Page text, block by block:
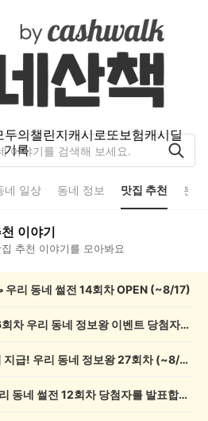
두의챌린지캐시로또보험캐시딜
기록
네 일상 동네 정보 맛집 추천 분
이야기
추천 이야기를 모아봐요
우리 동네 썰전 14회차 OPEN (~8/17)
💰[당첨자 발표] 26회차 우리 동네 정보왕 이벤트 당첨자를 발표합니다!
💸 전원 2,000캐시 지급! 우리 동네 정보왕 27회차 (~8/10)
💰[당첨자 발표] 우리 동네 썰전 12회차 당첨자를 발표합니다!